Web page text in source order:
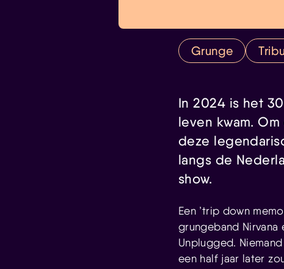
Grunge
In 2024 is het
leven kwam.
deze
langs de
show.
Een ’trip down
grungeband
Unplugged.
een half jaar later